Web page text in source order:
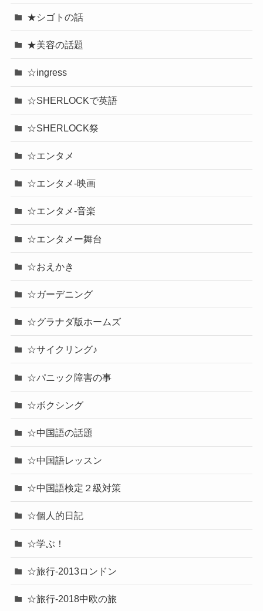
★シゴトの話
★美容の話題
☆ingress
☆SHERLOCKで英語
☆SHERLOCK祭
☆エンタメ
☆エンタメ-映画
☆エンタメ-音楽
☆エンタメー舞台
☆おえかき
☆ガーデニング
☆グラナダ版ホームズ
☆サイクリング♪
☆パニック障害の事
☆ボクシング
☆中国語の話題
☆中国語レッスン
☆中国語検定２級対策
☆個人的日記
☆学ぶ！
☆旅行-2013ロンドン
☆旅行-2018中欧の旅